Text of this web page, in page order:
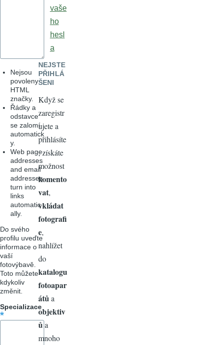
Nejsou
povoleny
HTML
značky.
Řádky a
odstavce
se zalomí
automatick
y.
Web page
addresses
and email
addresses
turn into
links
automatic
ally.
Do svého
profilu uveďte
informace o
vaší
fotovýbavě.
Toto můžete
kdykoliv
změnit.
Specializace
vaše
ho
hesl
a
NEJSTE
PŘIHLÁ
ŠENI
Když se
zaregistr
ujete a
přihlásíte
, získáte
možnost
komento
vat,
vkládat
fotografi
e,
nahlížet
do
katalogu
fotoapar
átů a
objektiv
ůa
mnoho